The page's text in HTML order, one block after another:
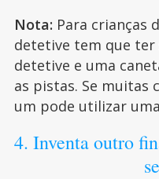
Nota: Para crianças
detetive tem que
detetive e uma
as pistas. Se muitas
um pode utilizar
4. Inventa outro